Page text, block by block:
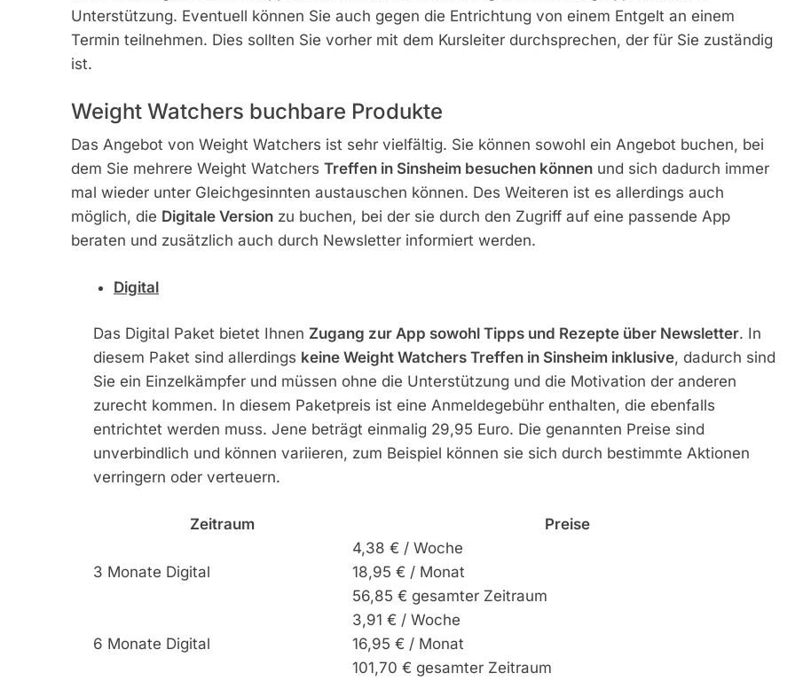
Unterstützung. Eventuell können Sie auch gegen die Entrichtung von einem Entgelt an einem
Termin teilnehmen. Dies sollten Sie vorher mit dem Kursleiter durchsprechen, der für Sie zuständig
ist.
Weight Watchers buchbare Produkte
Das Angebot von Weight Watchers ist sehr vielfältig. Sie können sowohl ein Angebot buchen, bei
dem Sie mehrere Weight Watchers Treffen in Sinsheim besuchen könnenund sich dadurch immer
mal wieder unter Gleichgesinnten austauschen können. Des Weiteren ist es allerdings auch
möglich, die Digitale Versionzu buchen, bei der sie durch den Zugriff auf eine passende App
beraten und zusätzlich auch durch Newsletter informiert werden.
Digital
Das Digital Paket bietet Ihnen Zugang zur App sowohl Tipps und Rezepte über Newsletter. In
diesem Paket sind allerdings keine Weight Watchers Treffen in Sinsheim inklusive, dadurch sind
Sie ein Einzelkämpfer und müssen ohne die Unterstützung und die Motivation der anderen
zurecht kommen. In diesem Paketpreis ist eine Anmeldegebühr enthalten, die ebenfalls
entrichtet werden muss. Jene beträgt einmalig 29,95 Euro. Die genannten Preise sind
unverbindlich und können variieren, zum Beispiel können sie sich durch bestimmte Aktionen
verringern oder verteuern.
Zeitraum Preise
3 Monate Digital
4,38 € / Woche
18,95 € / Monat
56,85 € gesamter Zeitraum
6 Monate Digital
3,91 € / Woche
16,95 € / Monat
101,70 € gesamter Zeitraum